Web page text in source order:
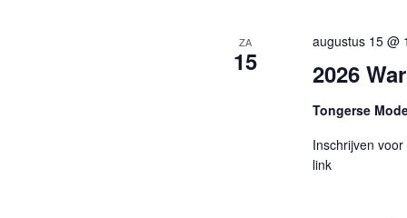
ZA
15 2026
augustus 15 @
Tongerse
Inschrijven
link